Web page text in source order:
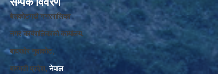
बेलकोटगढी नगरपालिका ,
नगर कार्यपालिकाको कार्यालय,
बाघखोर नुवाकोट,
बागमती प्रदेश, नेपाल